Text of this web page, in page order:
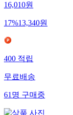
16,010원
17%13,340원
400 적립
무료배송
61 명 구매중